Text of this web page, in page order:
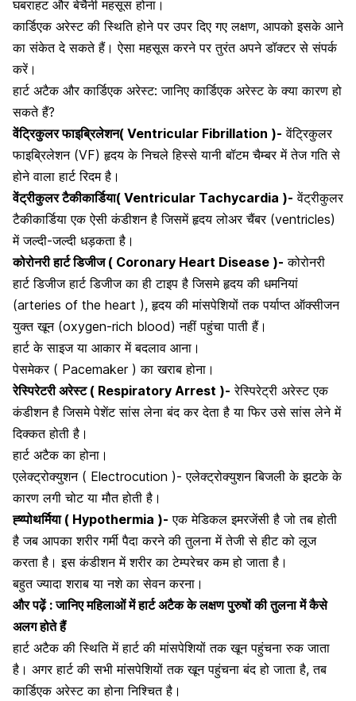
घबराहट और बेचैनी महसूस होना।
कार्डिएक अरेस्ट की स्थिति होने पर उपर दिए गए लक्षण, आपको इसके आने
का संकेत दे सकते हैं। ऐसा महसूस करने पर तुरंत अपने डॉक्टर से संपर्क
करें।
हार्ट अटैक और कार्डिएक अरेस्ट: जानिए कार्डिएक अरेस्ट के क्या कारण हो
सकते हैं?
वेंट्रिकुलर फाइब्रिलेशन( Ventricular Fibrillation )- वेंट्रिकुलर
फाइब्रिलेशन (VF) हृदय के निचले हिस्से यानी बॉटम चैम्बर में तेज गति से
होने वाला हार्ट रिदम है।
वेंट्रीकुलर टैकीकार्डिया( Ventricular Tachycardia )- वेंट्रीकुलर
टैकीकार्डिया एक ऐसी कंडीशन है जिसमें हृदय लोअर चैंबर (ventricles)
में जल्दी-जल्दी धड़कता है।
कोरोनरी हार्ट डिजीज ( Coronary Heart Disease )- कोरोनरी
हार्ट डिजीज हार्ट डिजीज का ही टाइप है जिसमे हृदय की धमनियां
(arteries of the heart ), हृदय की मांसपेशियों तक पर्याप्त ऑक्सीजन
युक्त खून (oxygen-rich blood) नहीं पहुंचा पाती हैं।
हार्ट के साइज या आकार में बदलाव आना।
पेसमेकर ( Pacemaker ) का खराब होना।
रेस्पिरेटरी अरेस्ट ( Respiratory Arrest )- रेस्पिरेट्री अरेस्ट एक
कंडीशन है जिसमे पेशेंट सांस लेना बंद कर देता है या फिर उसे सांस लेने में
दिक्कत होती है।
हार्ट अटैक का होना।
एलेक्ट्रोक्युशन ( Electrocution )-एलेक्ट्रोक्युशन बिजली के झटके के
कारण लगी चोट या मौत होती है।
ह्य्पोथर्मिया ( Hypothermia )- एक मेडिकल इमरजेंसी है जो तब होती
है जब आपका शरीर गर्मी पैदा करने की तुलना में तेजी से हीट को लूज
करता है। इस कंडीशन में शरीर का टेम्परेचर कम हो जाता है।
बहुत ज्यादा शराब या नशे का सेवन करना।
और पढ़ें :जानिए महिलाओं में हार्ट अटैक के लक्षण पुरुषों की तुलना में कैसे
अलग होते हैं
हार्ट अटैक की स्थिति में हार्ट की मांसपेशियों तक खून पहुंचना रुक जाता
है। अगर हार्ट की सभी मांसपेशियों तक खून पहुंचना बंद हो जाता है, तब
कार्डिएक अरेस्ट का होना निश्चित है।